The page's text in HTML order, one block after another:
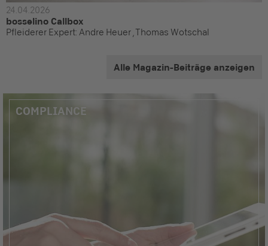
24.04.2026
bosselino Callbox
Pfleiderer Expert: Andre Heuer , Thomas Wotschal
Alle Magazin-Beiträge anzeigen
COMPLIANCE